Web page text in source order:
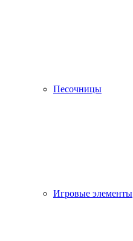
Песочницы
Игровые элементы